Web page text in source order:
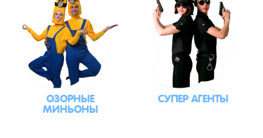
ОЗОРНЫЕ
МИНЬОНЫ СУПЕР АГЕНТЫ